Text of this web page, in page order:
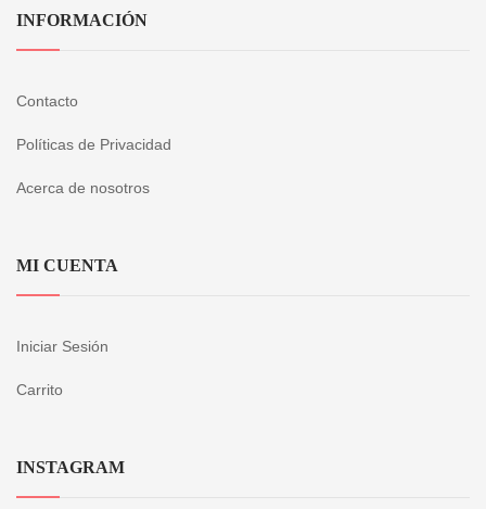
INFORMACIÓN
Contacto
Políticas de Privacidad
Acerca de nosotros
MI CUENTA
Iniciar Sesión
Carrito
INSTAGRAM